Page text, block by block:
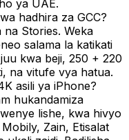
ya UAE.
hadhira za GCC?
Stories. Weka
salama la katikati
kwa beji, 250 + 220
na vitufe vya hatua.
asili ya iPhone?
hukandamiza
lishe, kwa hivyo
Zain, Etisalat